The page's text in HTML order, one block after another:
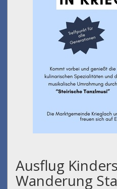
Ausflug
Wanderung